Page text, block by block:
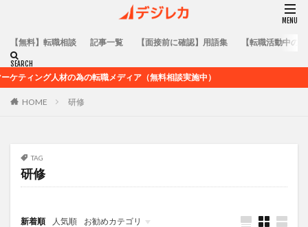
【無料】転職相談 記事一覧 【面接前に確認】用語集 【転職活動中の
ィング人材の為の転職メディア（無料相談実施中）
HOME 研修
TAG
研修
新着順 人気順 お勧めカテゴリ